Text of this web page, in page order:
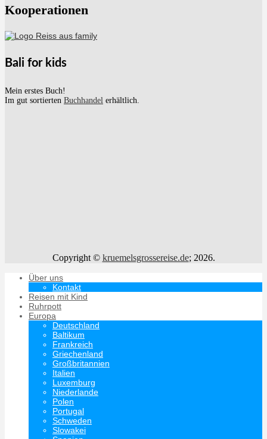
Kooperationen
Bali for kids
Mein erstes Buch!
Im gut sortierten Buchhandel erhältlich.
Copyright © kruemelsgrossereise.de; 2026.
Über uns
Kontakt
Reisen mit Kind
Ruhrpott
Europa
Deutschland
Baltikum
Frankreich
Griechenland
Großbritannien
Italien
Luxemburg
Niederlande
Polen
Portugal
Schweden
Slowakei